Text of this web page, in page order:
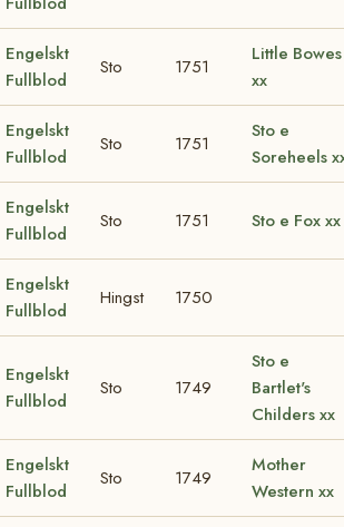
Engelskt
Fullblod
Sto 1751
Little Bowes
xx
Engelskt
Fullblod
Sto 1751
Sto e
Soreheels
Engelskt
Fullblod
Sto 1751 Sto e Fox xx
Engelskt
Fullblod
Hingst 1750
Engelskt
Fullblod
Sto 1749
Sto e
Bartlet's
Childers xx
Engelskt
Fullblod
Sto 1749
Mother
Western xx